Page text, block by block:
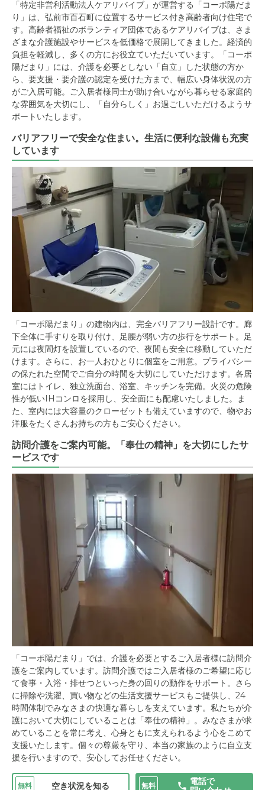
「特定非営利活動法人ケアリバイブ」が運営する「コーポ陽だま
り」は、弘前市百石町に位置するサービス付き高齢者向け住宅で
す。高齢者福祉のボランティア団体であるケアリバイブは、さま
ざまな介護施設やサービスを低価格で展開してきました。経済的
負担を軽減し、多くの方にお役立ていただいています。「コーポ
陽だまり」には、介護を必要としない「自立」した状態の方か
ら、要支援・要介護の認定を受けた方まで、幅広い身体状況の方
がご入居可能。ご入居者様同士が助け合いながら暮らせる家庭的
な雰囲気を大切にし、「自分らしく」お過ごしいただけるようサ
ポートいたします。
バリアフリーで安全な住まい。生活に便利な設備も充実
しています
「コーポ陽だまり」の建物内は、完全バリアフリー設計です。廊
下全体に手すりを取り付け、足腰が弱い方の歩行をサポート。足
元には夜間灯を設置しているので、夜間も安全に移動していただ
けます。さらに、お一人おひとりに個室をご用意。プライバシー
の保たれた空間でご自分の時間を大切にしていただけます。各居
室にはトイレ、独立洗面台、浴室、キッチンを完備。火災の危険
性が低いIHコンロを採用し、安全面にも配慮いたしました。ま
た、室内には大容量のクローゼットも備えていますので、物やお
洋服をたくさんお持ちの方もご安心ください。
訪問介護をご案内可能。「奉仕の精神」を大切にしたサ
ービスです
「コーポ陽だまり」では、介護を必要とするご入居者様に訪問介
護をご案内しています。訪問介護ではご入居者様のご希望に応じ
て食事・入浴・排せつといった身の回りの動作をサポート。さら
に掃除や洗濯、買い物などの生活支援サービスもご提供し、24
時間体制でみなさまの快適な暮らしを支えています。私たちが介
護において大切にしていることは「奉仕の精神」。みなさまが求
めていることを常に考え、心身ともに支えられるよう心をこめて
支援いたします。個々の尊厳を守り、本当の家族のように自立支
援を行いますので、安心してお任せください。
無料 空き状況を知る 無料
電話で